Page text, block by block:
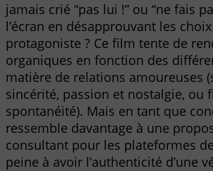
jamais crié “pas lui !” ou “ne fais
l’écran en désapprouvant les
protagoniste ? Ce film tente de
organiques en fonction des
matière de relations amoureuses
sincérité, passion et nostalgie, ou
spontanéité). Mais en tant que
ressemble davantage à une
consultant pour les plateformes
peine à avoir l’authenticité d’une